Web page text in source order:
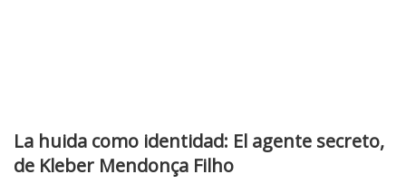
La huida como identidad: El agente secreto,
de Kleber Mendonça Filho